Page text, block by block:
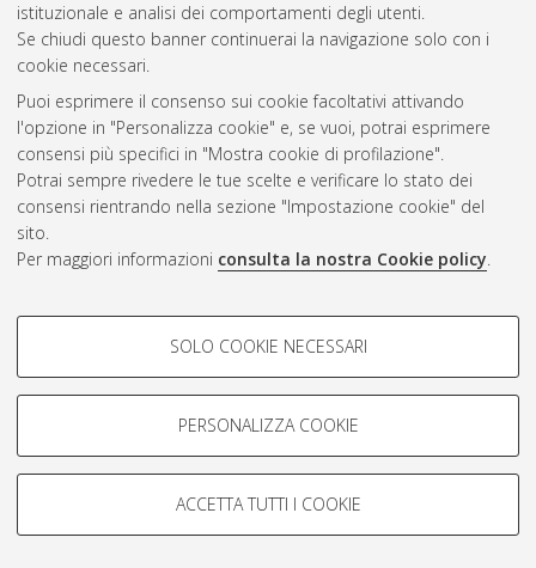
istituzionale e analisi dei comportamenti degli utenti.
Se chiudi questo banner continuerai la navigazione solo con i
cookie necessari.
Puoi esprimere il consenso sui cookie facoltativi attivando
l'opzione in "Personalizza cookie" e, se vuoi, potrai esprimere
consensi più specifici in "Mostra cookie di profilazione".
Potrai sempre rivedere le tue scelte e verificare lo stato dei
consensi rientrando nella sezione "Impostazione cookie" del
sito.
Per maggiori informazioni consulta la nostra Cookie policy.
COOKIE DI PROFILAZIONE -
Si tratta di cookie utilizzati per analizzare le caratteristiche della
navigazione degli utenti, creare profili in base al loro comportamento
Mostra cookie di profilazione
COOKIE TECNICI - NECESSARI
SOLO COOKIE NECESSARI
PERSONALIZZA COOKIE
ACCETTA TUTTI I COOKIE
Atom
Rss 1.0
Rss 2.0
ISSN: 2038-7946
Impostazioni Cookie
Informativa sulla privacy
Condizioni d’uso del sito